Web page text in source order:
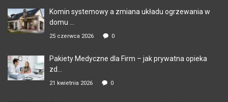
Komin systemowy a zmiana układu ogrzewania w
domu ...
25 czerwca 2026 0
Pakiety Medyczne dla Firm – jak prywatna opieka
zd...
21 kwietnia 2026 0